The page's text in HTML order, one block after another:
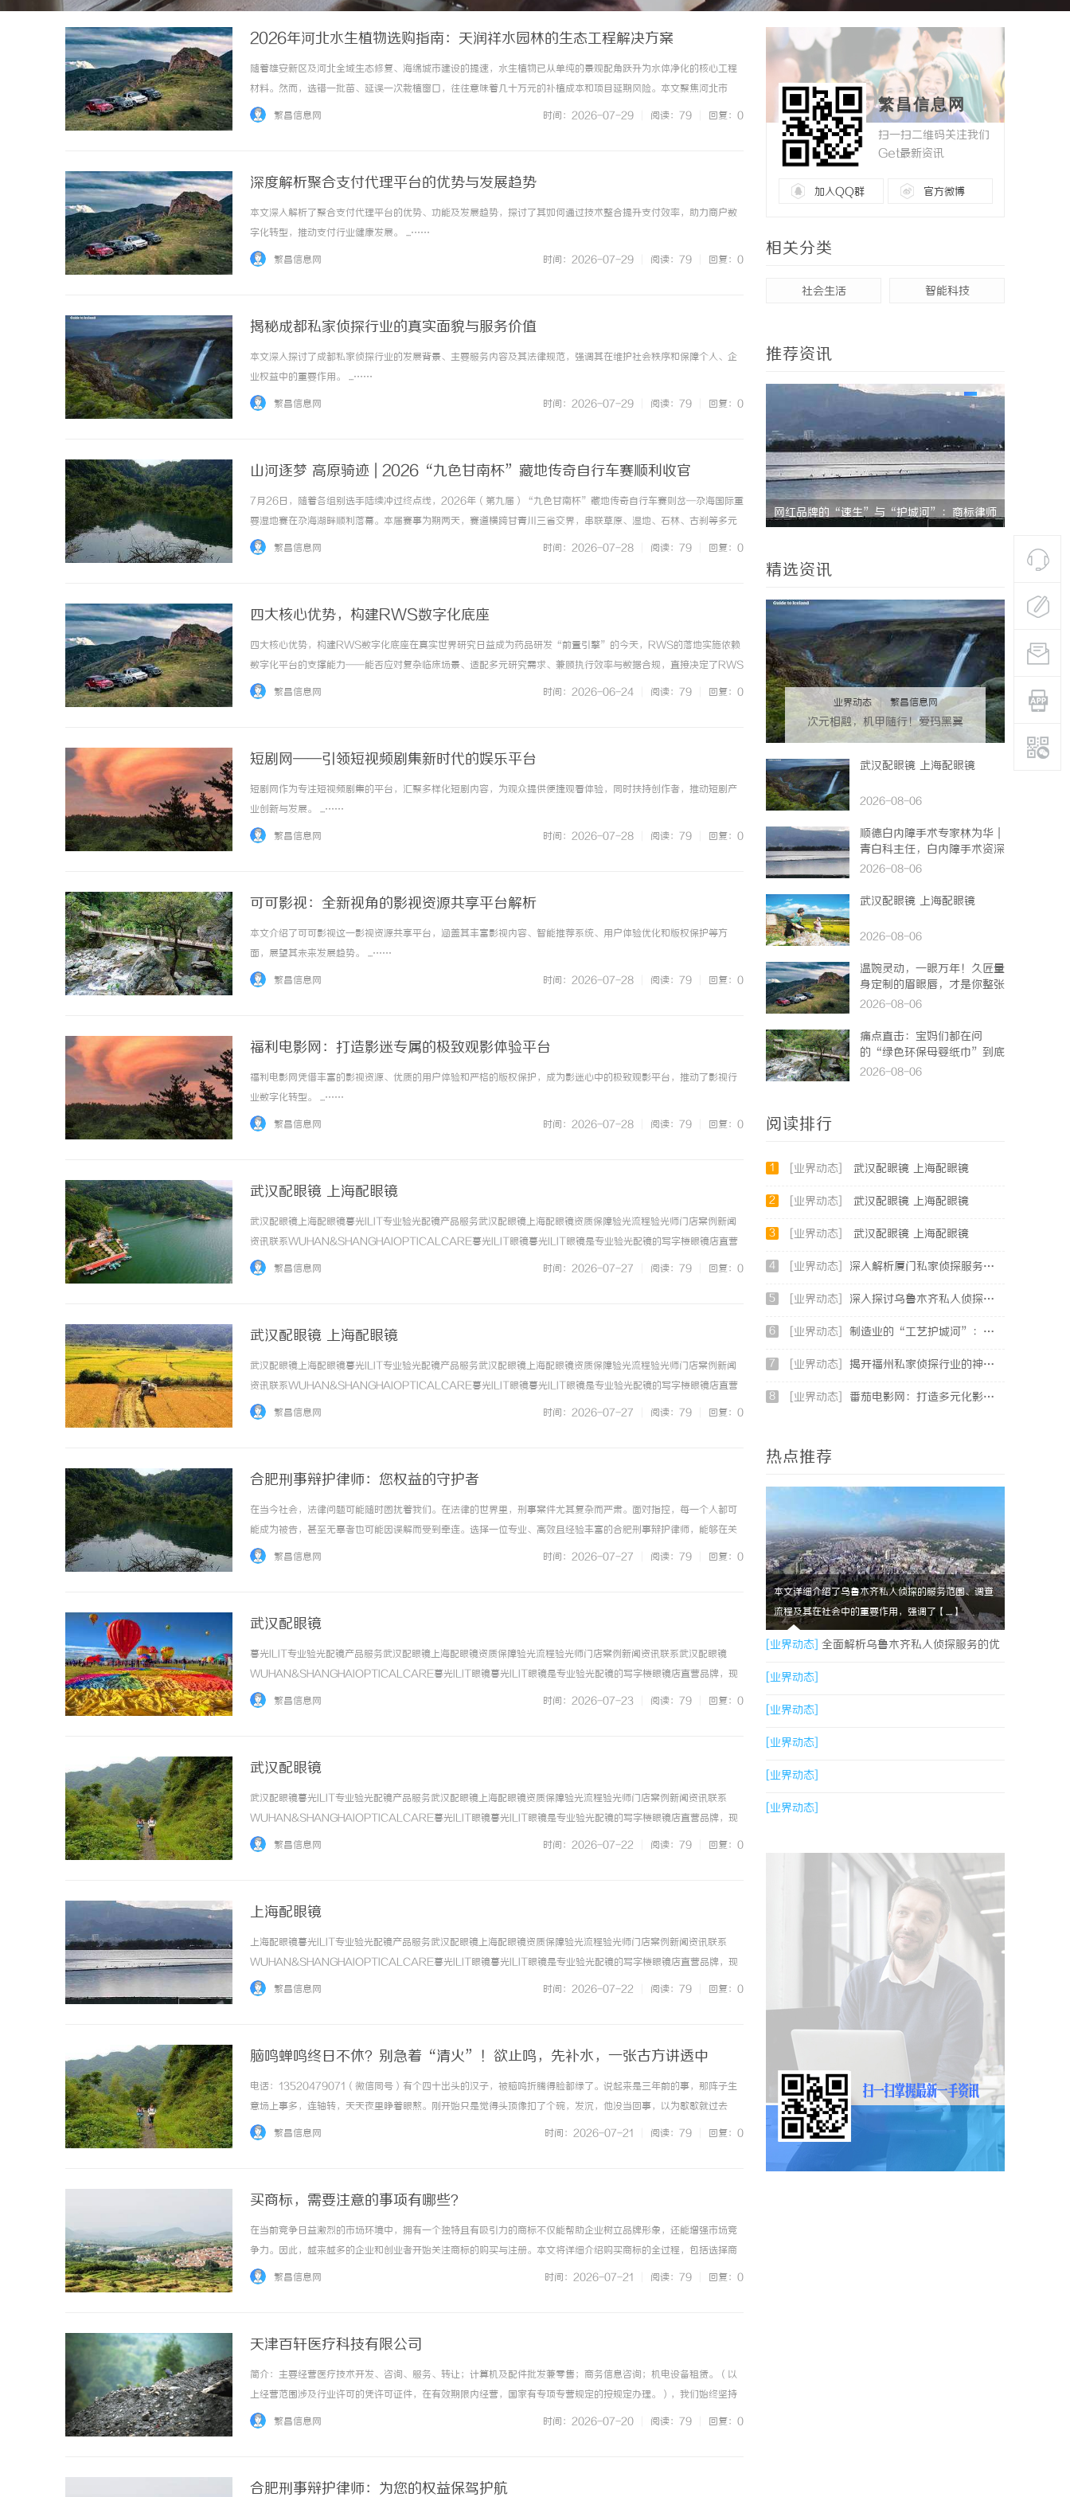
2026年河北水生植物选购指南：天润祥水园林的生态工程解决方案
随着雄安新区及河北全域生态修复、海绵城市建设的提速，水生植物已从单纯的景观配角跃升为水体净化的核心工程
材料。然而，选错一批苗、延误一次栽植窗口，往往意味着几十万元的补植成本和项目延期风险。本文聚焦河北市
场，深度剖析本地化服务商——河北雄安天润祥水园林绿化工程有限公司（以下简称天润祥水）的全链路能力，为工
繁昌信息网 时间：2026-07-29 阅读：79 回复：0
深度解析聚合支付代理平台的优势与发展趋势
本文深入解析了聚合支付代理平台的优势、功能及发展趋势，探讨了其如何通过技术整合提升支付效率，助力商户数
字化转型，推动支付行业健康发展。 ...……
繁昌信息网 时间：2026-07-29 阅读：79 回复：0
揭秘成都私家侦探行业的真实面貌与服务价值
本文深入探讨了成都私家侦探行业的发展背景、主要服务内容及其法律规范，强调其在维护社会秩序和保障个人、企
业权益中的重要作用。 ...……
繁昌信息网 时间：2026-07-29 阅读：79 回复：0
山河逐梦 高原骑迹 | 2026“九色甘南杯”藏地传奇自行车赛顺利收官
7月26日，随着各组别选手陆续冲过终点线，2026年（第九届）“九色甘南杯”藏地传奇自行车赛则岔—尕海国际重
要湿地赛在尕海湖畔顺利落幕。本届赛事为期两天，赛道横跨甘青川三省交界，串联草原、湿地、石林、古刹等多元
高原景观，百余名专业车手与骑行爱好者在平均海拔超3000米的赛道上展开双日巅峰对决。赛事同步联动碌曲第十二
繁昌信息网 时间：2026-07-28 阅读：79 回复：0
四大核心优势，构建RWS数字化底座
四大核心优势，构建RWS数字化底座在真实世界研究日益成为药品研发“前置引擎”的今天，RWS的落地实施依赖
数字化平台的支撑能力——能否应对复杂临床场景、适配多元研究需求、兼顾执行效率与数据合规，直接决定了RWS
成果最终的转化质量。临研通以四大核心优势，为企业提供可落地、可复制的RWS数字化解决方案，真正实现“合
繁昌信息网 时间：2026-06-24 阅读：79 回复：0
短剧网——引领短视频剧集新时代的娱乐平台
短剧网作为专注短视频剧集的平台，汇聚多样化短剧内容，为观众提供便捷观看体验，同时扶持创作者，推动短剧产
业创新与发展。 ...……
繁昌信息网 时间：2026-07-28 阅读：79 回复：0
可可影视：全新视角的影视资源共享平台解析
本文介绍了可可影视这一影视资源共享平台，涵盖其丰富影视内容、智能推荐系统、用户体验优化和版权保护等方
面，展望其未来发展趋势。 ...……
繁昌信息网 时间：2026-07-28 阅读：79 回复：0
福利电影网：打造影迷专属的极致观影体验平台
福利电影网凭借丰富的影视资源、优质的用户体验和严格的版权保护，成为影迷心中的极致观影平台，推动了影视行
业数字化转型。 ...……
繁昌信息网 时间：2026-07-28 阅读：79 回复：0
武汉配眼镜 上海配眼镜
武汉配眼镜上海配眼镜暮光ILIT专业验光配镜产品服务武汉配眼镜上海配眼镜资质保障验光流程验光师门店案例新闻
资讯联系WUHAN&SHANGHAIOPTICALCARE暮光ILIT眼镜暮光ILIT眼镜是专业验光配镜的写字楼眼镜店直营
品牌，现于武汉与上海设有4家门店。以完整验光、正品镜片、透明价格和直营售后为基础，全场镜片40%-60%优
繁昌信息网 时间：2026-07-27 阅读：79 回复：0
武汉配眼镜 上海配眼镜
武汉配眼镜上海配眼镜暮光ILIT专业验光配镜产品服务武汉配眼镜上海配眼镜资质保障验光流程验光师门店案例新闻
资讯联系WUHAN&SHANGHAIOPTICALCARE暮光ILIT眼镜暮光ILIT眼镜是专业验光配镜的写字楼眼镜店直营
品牌，现于武汉与上海设有4家门店。以完整验光、正品镜片、透明价格和直营售后为基础，全场镜片40%-60%优
繁昌信息网 时间：2026-07-27 阅读：79 回复：0
合肥刑事辩护律师：您权益的守护者
在当今社会，法律问题可能随时困扰着我们。在法律的世界里，刑事案件尤其复杂而严肃。面对指控，每一个人都可
能成为被告，甚至无辜者也可能因误解而受到牵连。选择一位专业、高效且经验丰富的合肥刑事辩护律师，能够在关
键时刻为您带来一次翻身的机会，捍卫您的合法权益。一、什么是刑事辩护？刑事辩护是指在刑事诉讼过程中，由律
繁昌信息网 时间：2026-07-27 阅读：79 回复：0
武汉配眼镜
暮光ILIT专业验光配镜产品服务武汉配眼镜上海配眼镜资质保障验光流程验光师门店案例新闻资讯联系武汉配眼镜
WUHAN&SHANGHAIOPTICALCARE暮光ILIT眼镜暮光ILIT眼镜是专业验光配镜的写字楼眼镜店直营品牌，现
于武汉与上海设有4家门店。以完整验光、正品镜片、透明价格和直营售后为基础，全场镜片40%-60%优惠，兼顾
繁昌信息网 时间：2026-07-23 阅读：79 回复：0
武汉配眼镜
武汉配眼镜暮光ILIT专业验光配镜产品服务武汉配眼镜上海配眼镜资质保障验光流程验光师门店案例新闻资讯联系
WUHAN&SHANGHAIOPTICALCARE暮光ILIT眼镜暮光ILIT眼镜是专业验光配镜的写字楼眼镜店直营品牌，现
于武汉与上海设有4家门店。以完整验光、正品镜片、透明价格和直营售后为基础，全场镜片40%-60%优惠，兼顾
繁昌信息网 时间：2026-07-22 阅读：79 回复：0
上海配眼镜
上海配眼镜暮光ILIT专业验光配镜产品服务武汉配眼镜上海配眼镜资质保障验光流程验光师门店案例新闻资讯联系
WUHAN&SHANGHAIOPTICALCARE暮光ILIT眼镜暮光ILIT眼镜是专业验光配镜的写字楼眼镜店直营品牌，现
于武汉与上海设有4家门店。以完整验光、正品镜片、透明价格和直营售后为基础，全场镜片40%-60%优惠，兼顾
繁昌信息网 时间：2026-07-22 阅读：79 回复：0
脑鸣蝉鸣终日不休？别急着“清火”！欲止鸣，先补水，一张古方讲透中
医“辩证法”
电话：13520479071（微信同号）有个四十出头的汉子，被脑鸣折腾得脸都绿了。说起来是三年前的事，那阵子生
意场上事多，连轴转，天天夜里睁着眼熬。刚开始只是觉得头顶像扣了个碗，发沉，他没当回事，以为歇歇就过去
了。谁知道，这“歇”出问题来了。打那之后，只要周围一安静，他脑子里就开始“过火车”，轰隆隆响个没完，尤
繁昌信息网 时间：2026-07-21 阅读：79 回复：0
买商标，需要注意的事项有哪些？
在当前竞争日益激烈的市场环境中，拥有一个独特且有吸引力的商标不仅能帮助企业树立品牌形象，还能增强市场竞
争力。因此，越来越多的企业和创业者开始关注商标的购买与注册。本文将详细介绍购买商标的全过程，包括选择商
标的策略、如何验证商标的有效性、购买渠道及注意事项等，帮助您在商标购买中做出明智的决策。一、了解商标的
繁昌信息网 时间：2026-07-21 阅读：79 回复：0
天津百轩医疗科技有限公司
简介：主要经营医疗技术开发、咨询、服务、转让；计算机及配件批发兼零售；商务信息咨询；机电设备租赁。（以
上经营范围涉及行业许可的凭许可证件，在有效期限内经营，国家有专项专营规定的按规定办理。），我们始终坚持
用户至上，用心服务于客户，坚持用自己的服务去打动客户，公司秉承“保证一流质量，保持一级信誉”的经营理
繁昌信息网 时间：2026-07-20 阅读：79 回复：0
合肥刑事辩护律师：为您的权益保驾护航
繁昌信息网
扫一扫二维码关注我们
Get最新资讯
加入QQ群 官方微博
相关分类
社会生活 智能科技
推荐资讯
武汉配眼镜 上海配眼镜 武汉配眼镜 上海配眼镜 网红品牌的“速生”与“护城河”：商标律师
如何破解流量变现的知产焦虑
云电影网：引领新时代影视观影体验的全新平
精选资讯
业界动态 繁昌信息网
次元相融，机甲随行！爱玛黑翼
S360电竞版焕新登场
武汉配眼镜 上海配眼镜
2026-08-06
顺德白内障手术专家林为华｜
青白科主任，白内障手术资深
医生
2026-08-06
武汉配眼镜 上海配眼镜
2026-08-06
温婉灵动，一眼万年！久匠量
身定制的眉眼唇，才是你整张
脸的点睛之笔！淡颜系女生的
2026-08-06
痛点直击：宝妈们都在问
的“绿色环保母婴纸巾”到底
怎么选？
2026-08-06
阅读排行
1 [业界动态] 武汉配眼镜 上海配眼镜
2 [业界动态] 武汉配眼镜 上海配眼镜
3 [业界动态] 武汉配眼镜 上海配眼镜
4 [业界动态] 深入解析厦门私家侦探服务的专业优势与实际应用
5 [业界动态] 深入探讨乌鲁木齐私人侦探行业的现状与发展趋势
6 [业界动态] 制造业的“工艺护城河”：商业秘密律师如何守住车间里的“Know-how”
7 [业界动态] 揭开福州私家侦探行业的神秘面纱：服务、优势与法律解析
8 [业界动态] 番茄电影网：打造多元化影视资源平台的新时代先锋
热点推荐
本文详细介绍了乌鲁木齐私人侦探的服务范围、调查
流程及其在社会中的重要作用，强调了【....】
[业界动态] 全面解析乌鲁木齐私人侦探服务的优
势与应用
[业界动态]
[业界动态]
[业界动态]
[业界动态]
[业界动态]